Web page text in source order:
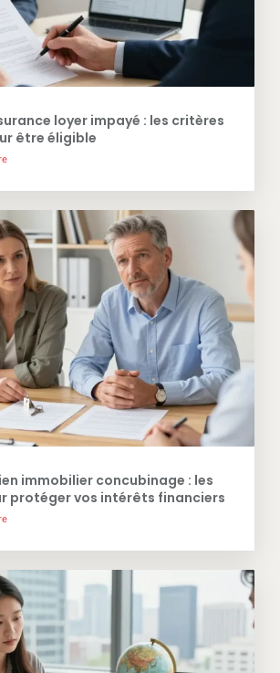
loyer impayé : les critères
être éligible
immobilier concubinage : les
protéger vos intérêts financiers